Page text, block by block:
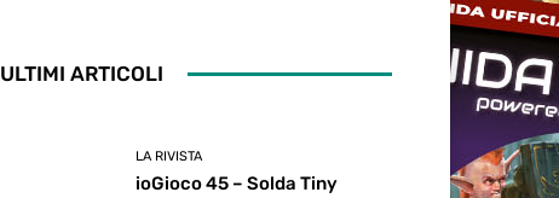
ULTIMI ARTICOLI
LA RIVISTA
ioGioco 45 – Solda Tiny